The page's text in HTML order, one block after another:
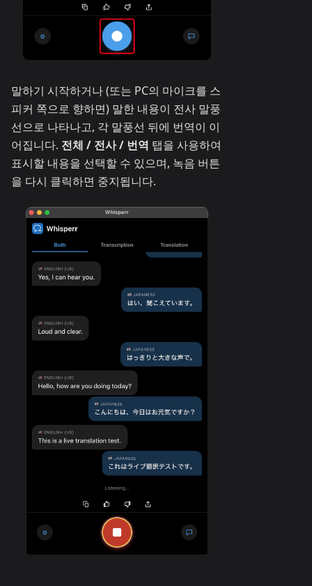
말하기 시작하거나 (또는 PC의 마이크를 스
피커 쪽으로 향하면) 말한 내용이 전사 말풍
선으로 나타나고, 각 말풍선 뒤에 번역이 이
어집니다. 전체 / 전사 / 번역 탭을 사용하여
표시할 내용을 선택할 수 있으며, 녹음 버튼
을 다시 클릭하면 중지됩니다.